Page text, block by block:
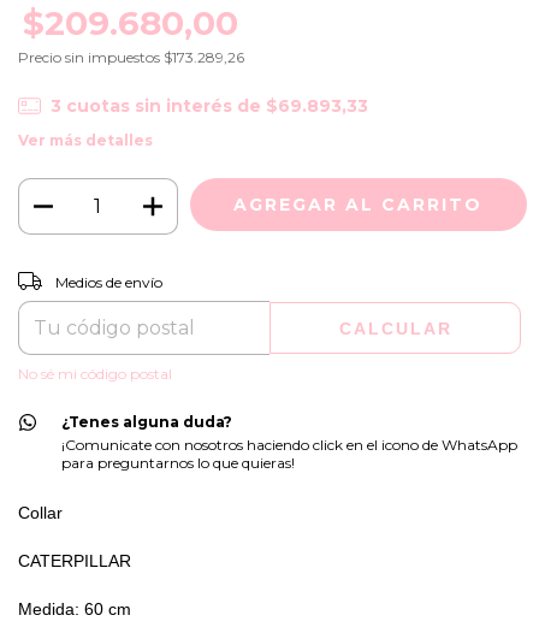
$209.680,00
Precio sin impuestos $173.289,26
3 cuotas sin interés de $69.893,33
Ver más detalles
Entregas para el CP:
Medios de envío
CALCULAR
No sé mi código postal
¿Tenes alguna duda?
¡Comunicate con nosotros haciendo click en el icono de WhatsApp
para preguntarnos lo que quieras!
Collar
CATERPILLAR
Medida: 60 cm